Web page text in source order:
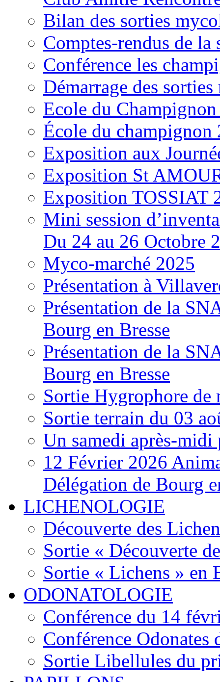
Bilan des sorties
Comptes-rendus de
Conférence les
Démarrage des
Ecole du
École du champignon
Exposition aux
Exposition St
Exposition TOSSIAT
Mini session
Du 24 au 26 Octobre
Myco-marché 2025
Présentation à
Présentation de la
Bourg en Bresse
Présentation de la
Bourg en Bresse
Sortie Hygrophore de
Sortie terrain du 03
Un samedi après-
12 Février 2026
Délégation de Bourg
LICHENOLOGIE
Découverte des
Sortie « Découverte
Sortie « Lichens » en
ODONATOLOGIE
Conférence du 14
Conférence
Sortie Libellules du